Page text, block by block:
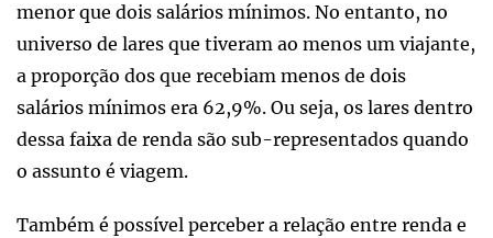
menor que dois salários mínimos. No entanto, no
universo de lares que tiveram ao menos um viajante,
a proporção dos que recebiam menos de dois
salários mínimos era 62,9%. Ou seja, os lares dentro
dessa faixa de renda são sub-representados quando
o assunto é viagem.
Também é possível perceber a relação entre renda e